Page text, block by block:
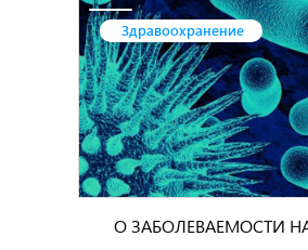
Здравоохранение
О ЗАБОЛЕВАЕМОСТИ